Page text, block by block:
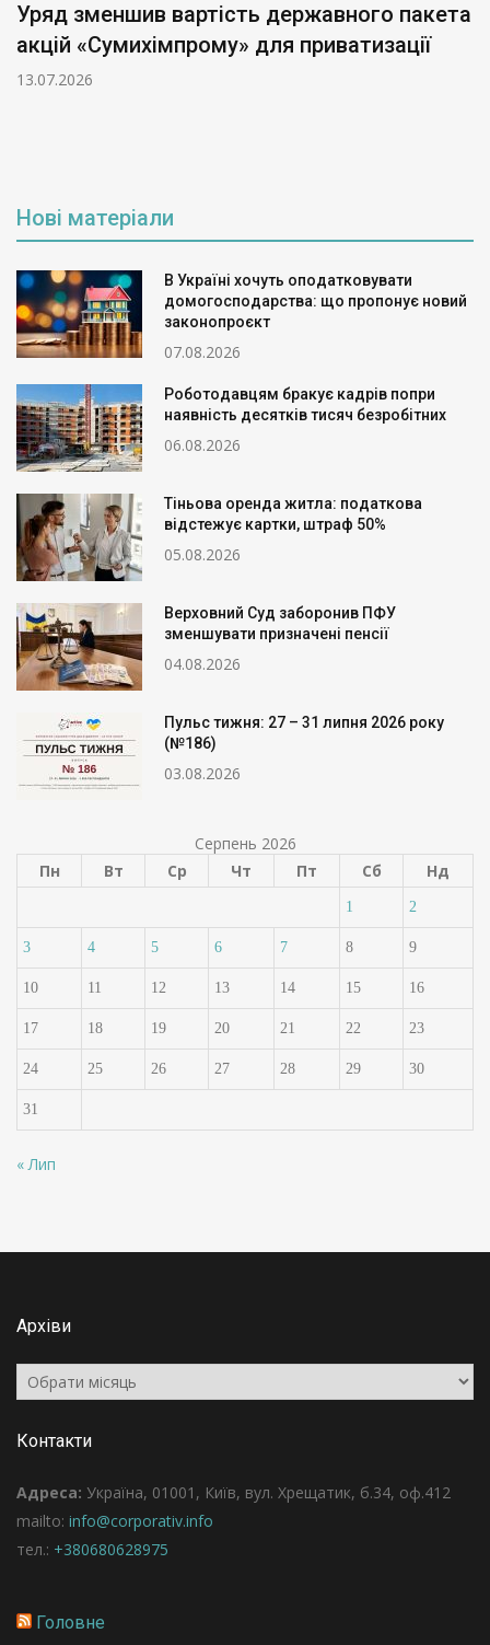
Уряд зменшив вартість державного пакета
акцій «Сумихімпрому» для приватизації
13.07.2026
Нові матеріали
В Україні хочуть оподатковувати
домогосподарства: що пропонує новий
законопроєкт
07.08.2026
Роботодавцям бракує кадрів попри
наявність десятків тисяч безробітних
06.08.2026
Тіньова оренда житла: податкова
відстежує картки, штраф 50%
05.08.2026
Верховний Суд заборонив ПФУ
зменшувати призначені пенсії
04.08.2026
Пульс тижня: 27 – 31 липня 2026 року
(№186)
03.08.2026
Серпень 2026
Пн
Вт Ср Чт Пт Сб Нд
1 2
3 4 5 6 7 8 9
10 11 12 13 14 15 16
17 18 19 20 21 22 23
24 25 26 27 28 29 30
31
« Лип
Архіви
Архіви
Контакти
Адреса: Україна, 01001, Київ, вул. Хрещатик, б.34, оф.412
mailto: info@corporativ.info
тел.: +380680628975
Головне